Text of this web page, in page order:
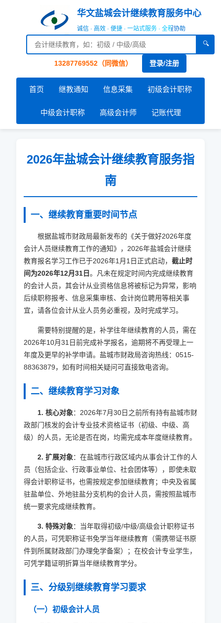
华文盐城会计继续教育服务中心
诚信 · 高效 · 便捷 · 一站式服务 · 全程协助
🔍
13287769552（同微信） 登录/注册
首页 继教通知 信息采集 初级会计职称
中级会计职称 高级会计师 记账代理
2026年盐城会计继续教育服务指
南
一、继续教育重要时间节点
根据盐城市财政局最新发布的《关于做好2026年度
会计人员继续教育工作的通知》， 2026年盐城会计继续
教育报名学习工作已于2026年1月1日正式启动， 截止时
间为2026年12月31日。凡未在规定时间内完成继续教育
的会计人员，其会计从业资格信息将被标记为异常，影响
后续职称报考、信息采集审核、会计岗位聘用等相关事
宜，请各位会计从业人员务必重视，及时完成学习。
需要特别提醒的是，补学往年继续教育的人员，需在
2026年10月31日前完成补学报名，逾期将不再受理上一
年度及更早的补学申请。盐城市财政局咨询热线：0515-
88363879，如有时间相关疑问可直接致电咨询。
二、继续教育学习对象
1. 核心对象： 2026年7月30日之前所有持有盐城市财
政部门核发的会计专业技术资格证书（初级、中级、高
级）的人员，无论是否在岗，均需完成本年度继续教育。
2. 扩展对象：在盐城市行政区域内从事会计工作的人
员（包括企业、行政事业单位、社会团体等），即使未取
得会计职称证书，也需按规定参加继续教育；中央及省属
驻盐单位、外地驻盐分支机构的会计人员，需按照盐城市
统一要求完成继续教育。
3. 特殊对象：当年取得初级/中级/高级会计职称证书
的人员，可凭职称证书免学当年继续教育（需携带证书原
件到所属财政部门办理免学备案）；在校会计专业学生，
可凭学籍证明折算当年继续教育学分。
三、分级别继续教育学习要求
（一）初级会计人员